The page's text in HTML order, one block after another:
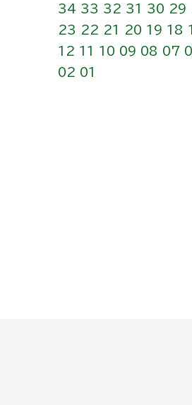
34 33 32 31 30 29
23 22 21 20 19 18
12 11 10 09 08 07
02 01